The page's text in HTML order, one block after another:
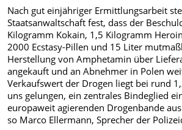
Nach gut einjähriger Ermittlungsarbeit
Staatsanwaltschaft fest, dass der
Kilogramm Kokain, 1,5 Kilogramm
2000 Ecstasy-Pillen und 15 Liter
Herstellung von Amphetamin über
angekauft und an Abnehmer in Polen
Verkaufswert der Drogen liegt bei rund
uns gelungen, ein zentrales Bindeglied
europaweit agierenden Drogenbande
so Marco Ellermann, Sprecher der